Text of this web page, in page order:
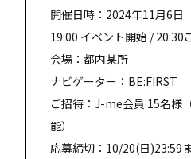
開催日時：2024年11月6日
19:00 イベント開始 / 20:30
会場：都内某所
ナビゲーター：BE:FIRST
ご招待：J-me会員 15名様
能）
応募締切：10/20(日)23:59